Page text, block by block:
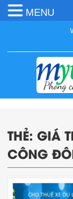
THẺ: GIÁ
CÔNG
MENU